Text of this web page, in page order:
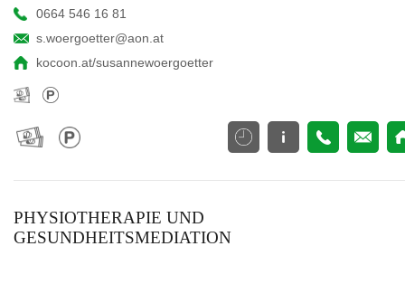
0664 546 16 81
s.woergoetter@aon.at
kocoon.at/susannewoergoetter
PHYSIOTHERAPIE UND
GESUNDHEITSMEDIATION